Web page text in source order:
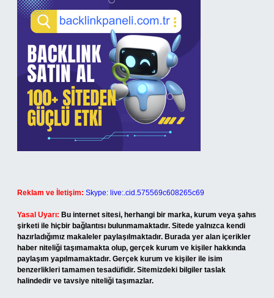
Reklam ve İletişim: Skype: live:.cid.575569c608265c69
Yasal Uyarı: Bu internet sitesi, herhangi bir marka, kurum veya şahıs
şirketi ile hiçbir bağlantısı bulunmamaktadır. Sitede yalnızca kendi
hazırladığımız makaleler paylaşılmaktadır. Burada yer alan içerikler
haber niteliği taşımamakta olup, gerçek kurum ve kişiler hakkında
paylaşım yapılmamaktadır. Gerçek kurum ve kişiler ile isim
benzerlikleri tamamen tesadüfidir. Sitemizdeki bilgiler taslak
halindedir ve tavsiye niteliği taşımazlar.